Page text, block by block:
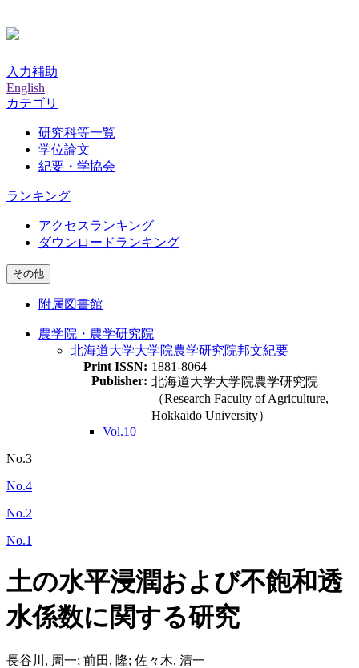
入力補助
English
カテゴリ
研究科等一覧
学位論文
紀要・学協会
ランキング
アクセスランキング
ダウンロードランキング
その他
附属図書館
農学院・農学研究院
北海道大学大学院農学研究院邦文紀要
Print ISSN: 1881-8064
Publisher: 北海道大学大学院農学研究院
（Research Faculty of Agriculture,
Hokkaido University）
Vol.10
No.3
No.4
No.2
No.1
土の水平浸潤および不飽和透
水係数に関する研究
長谷川, 周一; 前田, 隆; 佐々木, 清一